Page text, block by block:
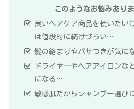
このようなお悩みあり
良いヘアケア商品を使いたい
は値段的に続けづらい…
髪の絡まりやパサつきが気に
ドライヤーやヘアアイロンな
になる…
敏感肌だからシャンプー選び